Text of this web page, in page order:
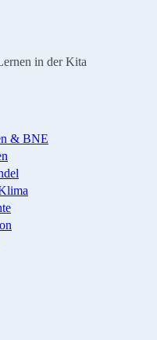
in der Kita
& BNE